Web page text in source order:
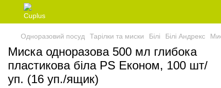
Одноразовий посуд Тарілки та миски Білі Білі Андрекс
Миска одноразова 500 мл глибока
пластикова біла PS Економ, 100 шт/
уп. (16 уп./ящик)